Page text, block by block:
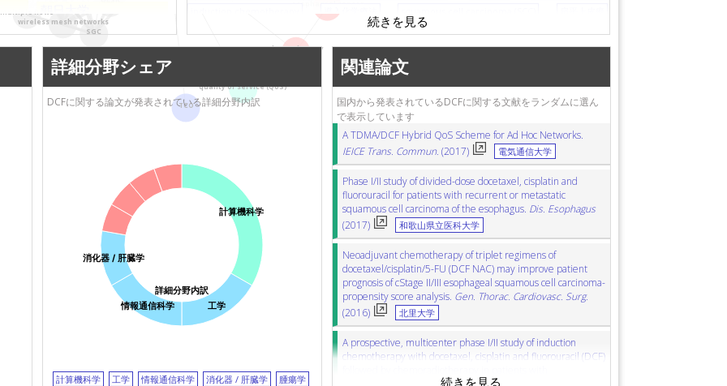
SGC
wireless mesh networks
multiple flows
quality of service (QoS)
chemotherapy
TCO
朝日大学
導入化学療法
放射線化学療法
esophageal squamous cell carcinoma
食道扁平上皮癌 prognosis 予後
propensity score
TCO
詳細分野シェア
DCFに関する論文が発表されている詳細分野内訳
詳細分野内訳
計算機科学
工学
情報通信科学
消化器 / 肝臓学
計算機科学 工学 情報通信科学 消化器 / 肝臓学
腫瘍学
関連論文
国内から発表されているDCFに関する文献をランダムに選ん
で表示しています
A TDMA/DCF Hybrid QoS Scheme for Ad Hoc Networks.
IEICE Trans. Commun. (2017) 電気通信大学
Phase I/II study of divided-dose docetaxel, cisplatin and
fluorouracil for patients with recurrent or metastatic
squamous cell carcinoma of the esophagus. Dis. Esophagus
(2017)
和歌山県立医科大学
Neoadjuvant chemotherapy of triplet regimens of
docetaxel/cisplatin/5-FU (DCF NAC) may improve patient
prognosis of cStage II/III esophageal squamous cell carcinoma-
propensity score analysis. Gen. Thorac. Cardiovasc. Surg.
(2016)
北里大学
A prospective, multicenter phase I/II study of induction
chemotherapy with docetaxel, cisplatin and fluorouracil (DCF)